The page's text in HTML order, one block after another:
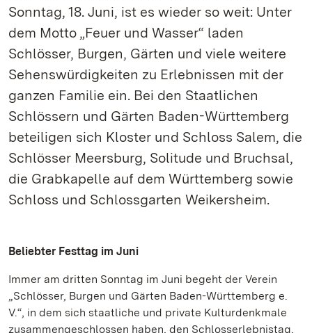
Sonntag, 18. Juni, ist es wieder so weit: Unter
dem Motto „Feuer und Wasser“ laden
Schlösser, Burgen, Gärten und viele weitere
Sehenswürdigkeiten zu Erlebnissen mit der
ganzen Familie ein. Bei den Staatlichen
Schlössern und Gärten Baden-Württemberg
beteiligen sich Kloster und Schloss Salem, die
Schlösser Meersburg, Solitude und Bruchsal,
die Grabkapelle auf dem Württemberg sowie
Schloss und Schlossgarten Weikersheim.
Beliebter Festtag im Juni
Immer am dritten Sonntag im Juni begeht der Verein
„Schlösser, Burgen und Gärten Baden-Württemberg e.
V.“, in dem sich staatliche und private Kulturdenkmale
zusammengeschlossen haben, den Schlosserlebnistag.